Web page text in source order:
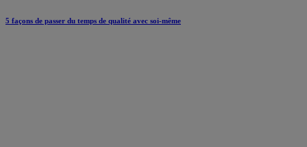
5 façons de passer du temps de qualité avec soi-même